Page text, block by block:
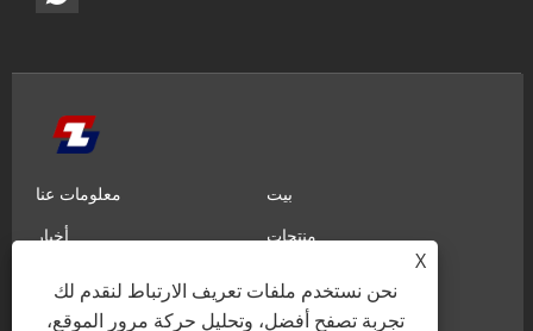
بيت
معلومات عنا
منتجات
أخبار
معرفة
إرسال الاستفسار
اتصل بنا
X
نحن نستخدم ملفات تعريف الارتباط لنقدم لك
تجربة تصفح أفضل، وتحليل حركة مرور الموقع،